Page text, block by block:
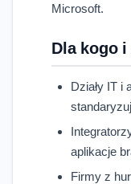
Microsoft.
Dla kogo
Działy IT i
aplikacje
Firmy z